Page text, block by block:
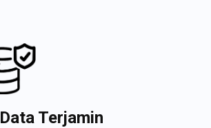
Terjamin